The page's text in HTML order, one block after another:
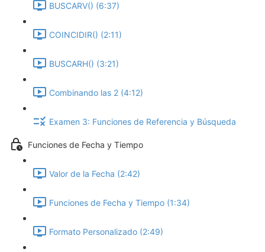
BUSCARV() (6:37)
COINCIDIR() (2:11)
BUSCARH() (3:21)
Combinando las 2 (4:12)
Examen 3: Funciones de Referencia y Búsqueda
Funciones de Fecha y Tiempo
Valor de la Fecha (2:42)
Funciones de Fecha y Tiempo (1:34)
Formato Personalizado (2:49)